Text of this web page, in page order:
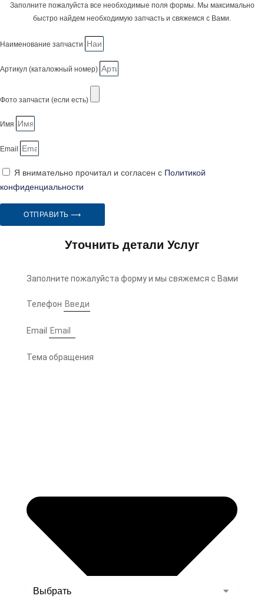
Заполните пожалуйста все необходимые поля формы. Мы максимально
быстро найдем необходимую запчасть и свяжемся с Вами.
Наименование запчасти
Артикул (каталожный номер)
Фото запчасти (если есть)
Имя
Email
Я внимательно прочитал и согласен с Политикой
конфиденциальности
ОТПРАВИТЬ ⟶
Уточнить детали Услуг
Заполните пожалуйста форму и мы свяжемся с Вами
Телефон
Email
Тема обращения